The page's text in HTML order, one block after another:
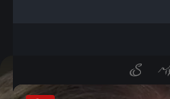
Vier Jahre